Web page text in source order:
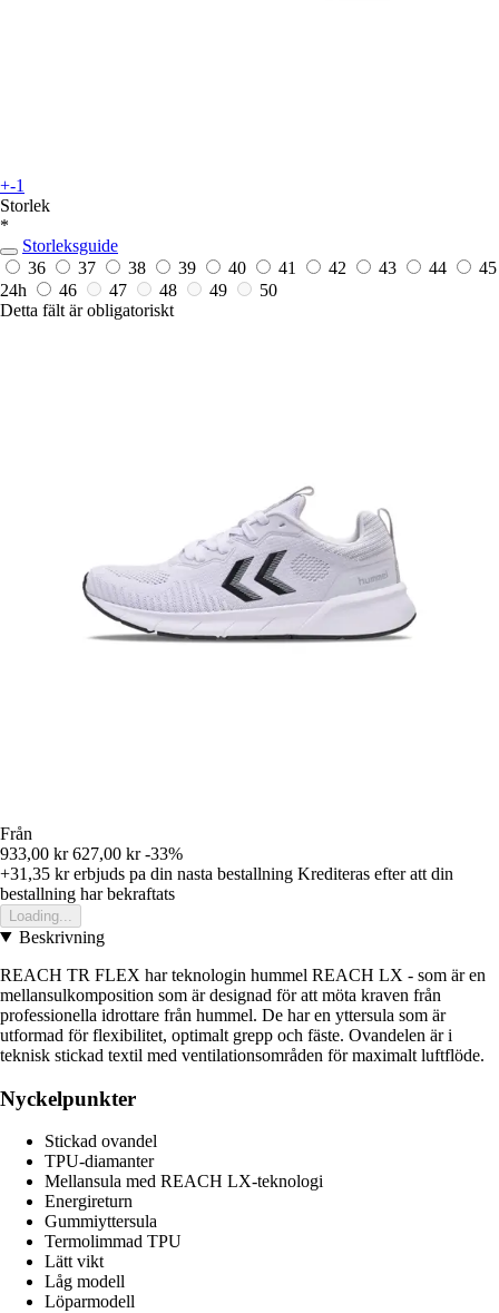
+-1
Storlek
*
Storleksguide
36
37 38 39 40 41 42 43 44
45
24h
46 47 48 49
50
Detta fält är obligatoriskt
Från
933,00 kr 627,00 kr -33%
+31,35 krerbjuds pa din nasta bestallning Krediteras efter att din
bestallning har bekraftats
Loading...
Beskrivning
REACH TR FLEX har teknologin hummel REACH LX - som är en
mellansulkomposition som är designad för att möta kraven från
professionella idrottare från hummel. De har en yttersula som är
utformad för flexibilitet, optimalt grepp och fäste. Ovandelen är i
teknisk stickad textil med ventilationsområden för maximalt luftflöde.
Nyckelpunkter
Stickad ovandel
TPU-diamanter
Mellansula med REACH LX-teknologi
Energireturn
Gummiyttersula
Termolimmad TPU
Lätt vikt
Låg modell
Löparmodell